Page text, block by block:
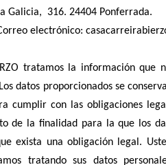
Galicia, 316. 24404 Ponferrada.
electrónico:
tratamos la información
datos proporcionados se
cumplir con las obligaciones
de la finalidad para la que los
exista una obligación legal.
tratando sus datos